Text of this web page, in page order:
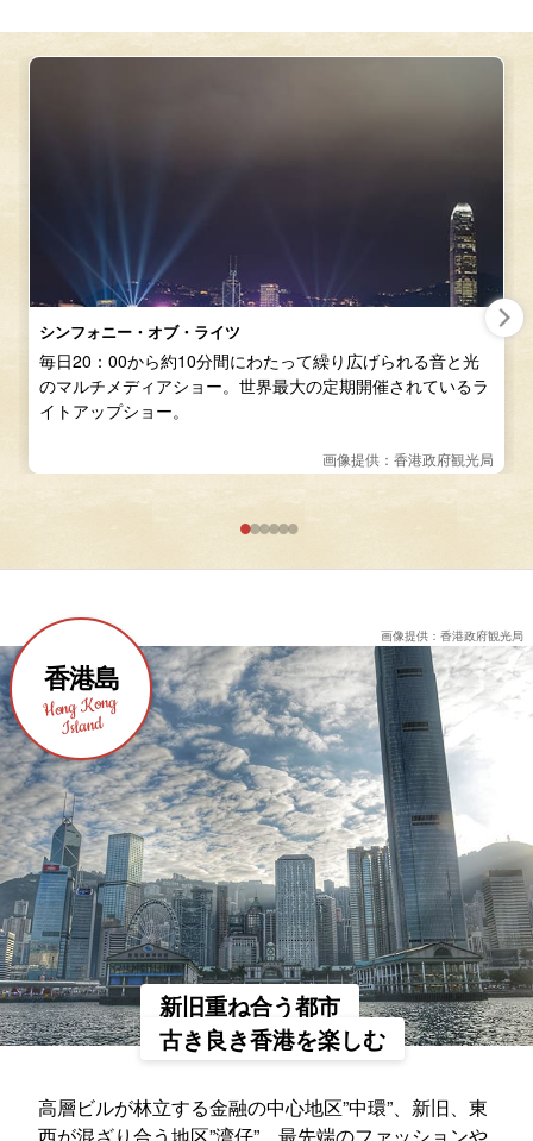
画像提供：香港政府観光局
シンフォニー・オブ・ライツ
毎日20：00から約10分間にわたって繰り広げられる音と光
のマルチメディアショー。世界最大の定期開催されているラ
イトアップショー。
香港島
Hong Kong
Island
新旧重ね合う都市
古き良き香港を楽しむ
画像提供：香港政府観光局
高層ビルが林立する金融の中心地区”中環”、新旧、東